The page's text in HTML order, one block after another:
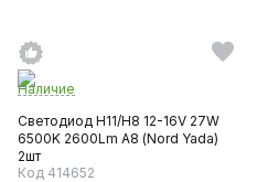
Наличие
Светодиод H11/Н8 12-16V 27W
6500K 2600Lm А8 (Nord Yada)
2шт
Код 414652